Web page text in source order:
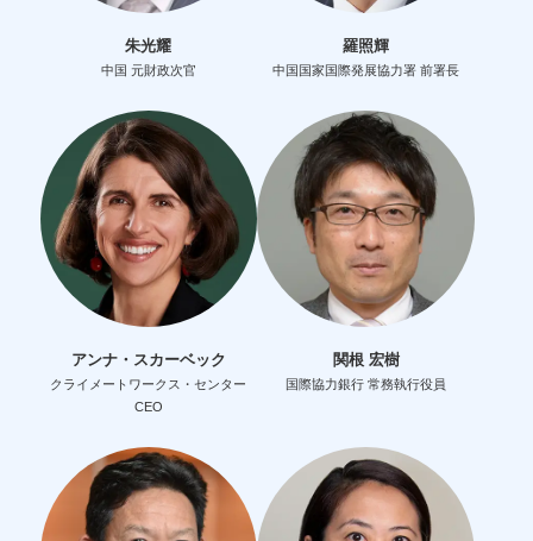
朱光耀
中国 元財政次官
羅照輝
中国国家国際発展協力署 前署長
アンナ・スカーベック
クライメートワークス・センター
CEO
関根 宏樹
国際協力銀行 常務執行役員